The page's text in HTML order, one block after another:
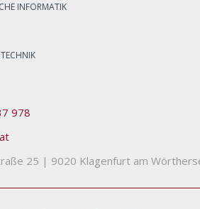
INFORMATIK
978
25 | 9020 Klagenfurt am